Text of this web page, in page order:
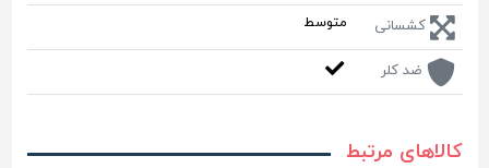
کشسانی متوسط
ضد کلر
کالاهای مرتبط